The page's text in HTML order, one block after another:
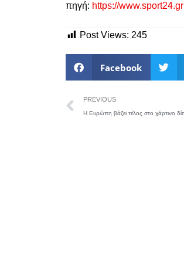
πηγή: https://www.sport24.gr
Post Views: 245
Facebook
PREVIOUS